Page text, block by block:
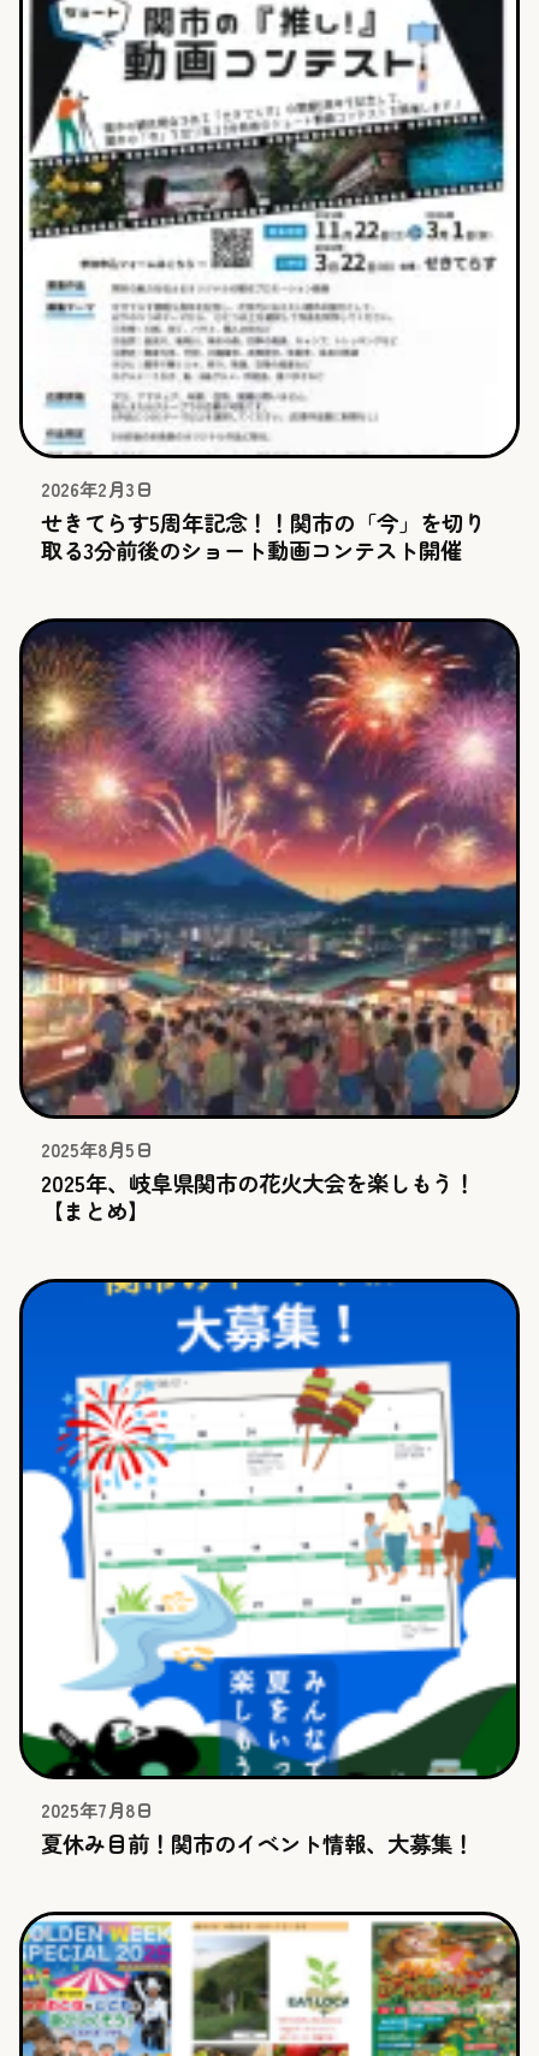
2026年2月3日
せきてらす5周年記念！！関市の「今」を切り
取る3分前後のショート動画コンテスト開催
2025年8月5日
2025年、岐阜県関市の花火大会を楽しもう！
【まとめ】
2025年7月8日
夏休み目前！関市のイベント情報、大募集！